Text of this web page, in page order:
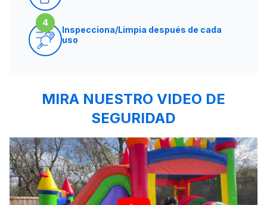
4
Inspecciona/Limpia después de cada
uso
MIRA NUESTRO VIDEO DE
SEGURIDAD